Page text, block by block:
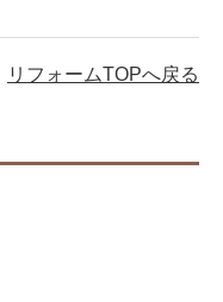
リフォームTOPへ戻る